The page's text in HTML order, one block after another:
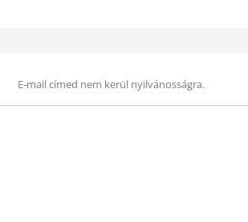
E-mail címed nem kerül nyilvánosságra.